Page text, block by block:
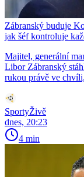
Zábranský buduje
jak šéf kontroluje
Majitel, generální
Libor Zábranský
rukou právě ve
SportyŽivě
dnes, 20:23
4 min